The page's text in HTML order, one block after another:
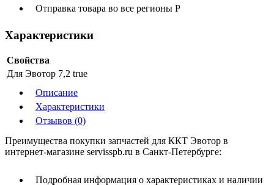
Отправка товара во все регионы Р
Характеристики
Свойства
Для Эвотор 7,2 true
Описание
Характеристики
Отзывов (0)
Преимущества покупки запчастей для ККТ Эвотор в
интернет-магазине servisspb.ru в Санкт-Петербурге:
Подробная информация о характеристиках и наличии